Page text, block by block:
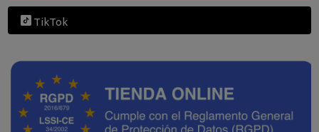
TikTok